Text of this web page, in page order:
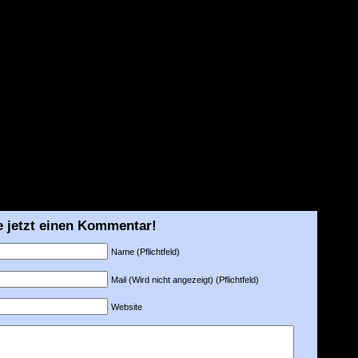
jetzt einen Kommentar!
Name (Pflichtfeld)
Mail (Wird nicht angezeigt) (Pflichtfeld)
Website